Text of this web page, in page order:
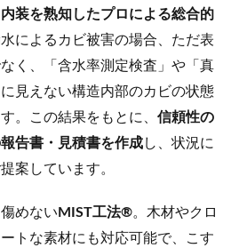
装を熟知したプロによる総合的
によるカビ被害の場合、ただ表
く、「含水率測定検査」や「真
見えない構造内部のカビの状態
。この結果をもとに、 信頼性の
告書・見積書を作成 し、状況に
案しています。
めない MIST工法®。木材やクロ
トな素材にも対応可能で、こす